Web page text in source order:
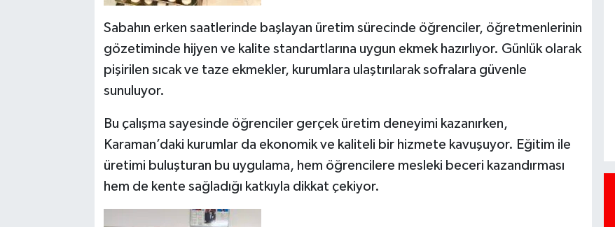
Sabahın erken saatlerinde başlayan üretim sürecinde öğrenciler, öğretmenlerinin
gözetiminde hijyen ve kalite standartlarına uygun ekmek hazırlıyor. Günlük olarak
pişirilen sıcak ve taze ekmekler, kurumlara ulaştırılarak sofralara güvenle
sunuluyor.
Bu çalışma sayesinde öğrenciler gerçek üretim deneyimi kazanırken,
Karaman’daki kurumlar da ekonomik ve kaliteli bir hizmete kavuşuyor. Eğitim ile
üretimi buluşturan bu uygulama, hem öğrencilere mesleki beceri kazandırması
hem de kente sağladığı katkıyla dikkat çekiyor.